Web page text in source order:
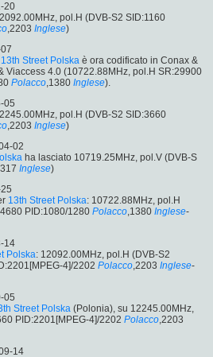
20
pol.H (DVB-S2 SID:1160
,2203 Inglese)
13th Street Polska è ora codificato in Conax &
Viaccess 4.0 (10722.88MHz, pol.H SR:29900
Polacco,1380 Inglese).
05
pol.H (DVB-S2 SID:3660
,2203 Inglese)
02
ha lasciato 10719.25MHz, pol.V (DVB-S
Inglese)
13th Street Polska: 10722.88MHz, pol.H
PID:1080/1280 Polacco,1380 Inglese-
14
Polska: 12092.00MHz, pol.H (DVB-S2
4]/2202 Polacco,2203 Inglese-
05
Street Polska (Polonia), su 12245.00MHz,
PID:2201[MPEG-4]/2202 Polacco,2203
14